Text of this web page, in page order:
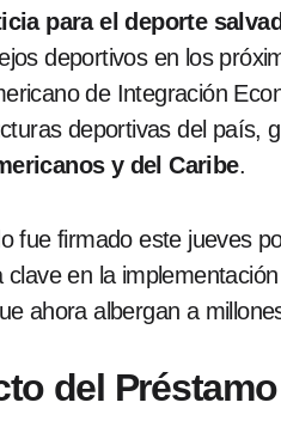
para el deporte
deportivos en los
de Integración
deportivas del país,
y del Caribe.
fue firmado este jueves
clave en la
ahora albergan a
del